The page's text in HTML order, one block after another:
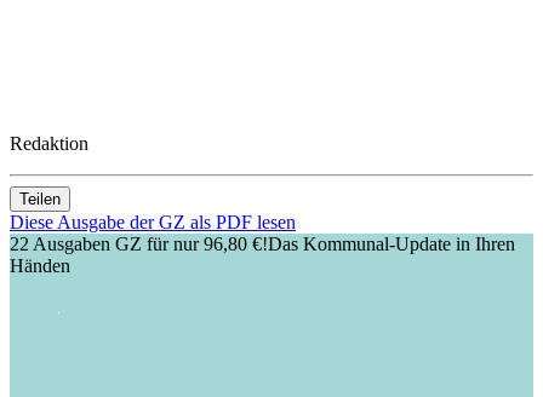
Redaktion
Teilen
Diese Ausgabe der GZ als PDF lesen
22 Ausgaben GZ für nur 96,80 €!Das Kommunal-Update in Ihren
Händen